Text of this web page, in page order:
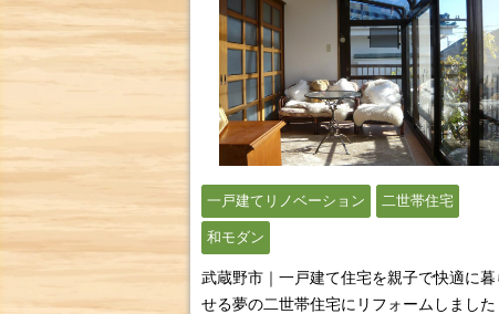
一戸建てリノベーション 二世帯住宅
和モダン
武蔵野市｜一戸建て住宅を親子で快適に暮
せる夢の二世帯住宅にリフォームしました